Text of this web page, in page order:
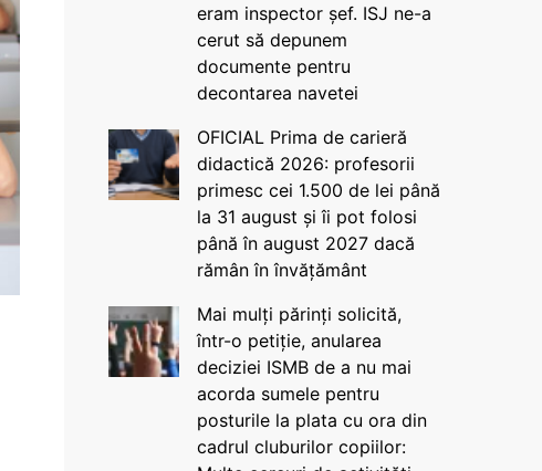
eram inspector șef. ISJ ne-a
cerut să depunem
documente pentru
decontarea navetei
OFICIAL Prima de carieră
didactică 2026: profesorii
primesc cei 1.500 de lei până
la 31 august și îi pot folosi
până în august 2027 dacă
rămân în învățământ
Mai mulți părinți solicită,
într-o petiție, anularea
deciziei ISMB de a nu mai
acorda sumele pentru
posturile la plata cu ora din
cadrul cluburilor copiilor: